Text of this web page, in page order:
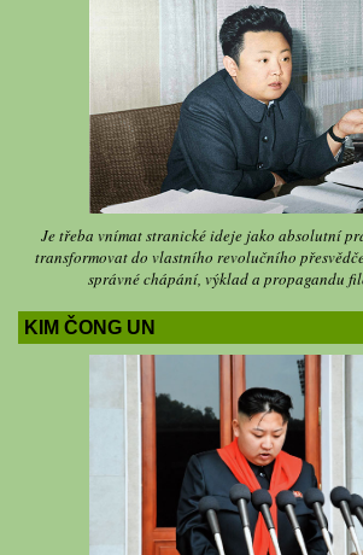
Je třeba vnímat stranické ideje jako absolutní
transformovat do vlastního revolučního
správné chápání, výklad a propagandu
KIM ČONG UN